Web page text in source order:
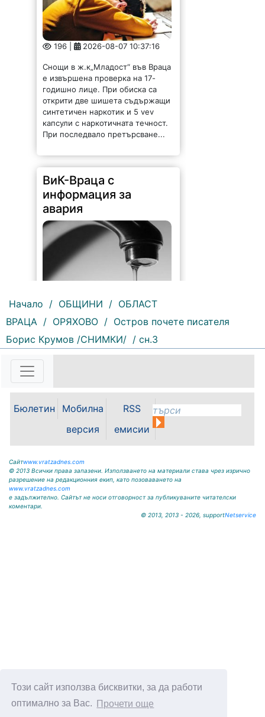
Този сайт използва бисквитки, за да работи
оптимално за Вас.
Прочети още
196 | 2026-08-07 10:37:16
Снощи в ж.к„Младост“ във Враца
е извършена проверка на 17-
годишно лице. При обиска са
открити две шишета съдържащи
синтетичен наркотик и 5 vev
капсули с наркотичната течност.
При последвало претърсване...
ВиК-Враца с
информация за
авария
216 | 2026-08-07 10:31:48
"Водоснабдяване и канализация“
ООД – Враца уведомява своите
възникнала аварийна ситуация е
спряно водоподаването в
ул."Никола Вапцаров" днес
07.08.2026г. до отстраняване на
аварията. Тел.: 092 66 11 19 Тел.:
0889 316...
Начало / ОБЩИНИ / ОБЛАСТ
ВРАЦА / ОРЯХОВО / Остров почете писателя
Борис Крумов /СНИМКИ/ / сн.3
Бюлетин
Мобилна
версия
RSS
емисии
Сайтwww.vratzadnes.com
© 2013 Всички права запазени. Използването на материали става чрез изрично
разрешение на редакционния екип, като позоваването на
www.vratzadnes.com
е задължително. Сайтът не носи отговорност за публикуваните читателски
коментари.
© 2013, 2013 - 2026, supportNetservice